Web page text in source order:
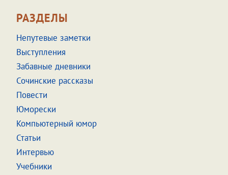
РАЗДЕЛЫ
Непутевые заметки
Выступления
Забавные дневники
Сочинские рассказы
Повести
Юморески
Компьютерный юмор
Статьи
Интервью
Учебники